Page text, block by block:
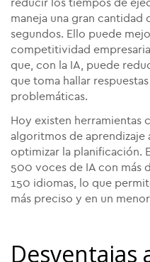
reducir los tiempos de
maneja una gran cantidad
segundos. Ello puede
competitividad
que, con la IA, puede
que toma hallar
problemáticas.
Hoy existen herramientas
algoritmos de
optimizar la planificación.
500 voces de IA con más
150 idiomas, lo que
más preciso y en un
Desventajas